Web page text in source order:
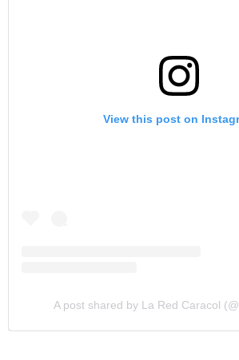
View this post on
A post shared by La Red Caracol